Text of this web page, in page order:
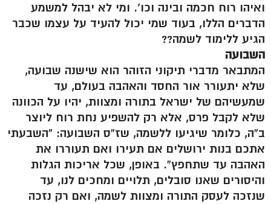
ואיהו רוח חכמה ובינה וכו’. ומי לא יבהל למשמע
הדברים הללו, בעוד שמי יכול להעיד על עצמו שכבר
הגיע ללימוד לשמה??
השבועה
המתבאר מדברי תיקוני הזוהר הוא שישנה שבועה,
שלא יתעורר אור החסד והאהבה בעולם, עד
שמעשיהם של ישראל בתורה ומצוות, יהיו על הכוונה
שלא לקבל פרס, אלא רק להשפיע נחת רוח ליוצר
ב”ה, כלומר שיגיעו ללשמה, שז”ס השבועה: “השבעתי
אתכם בנות ירושלים אם תעירו ואם תעוררו את
האהבה עד שתחפץ”. באופן, שכל אריכות הגלות
והיסורים שאנו סובלים, תלויים ומחכים לנו, עד
שנזכה לעסק התורה ומצוות לשמה, ואם רק נזכה